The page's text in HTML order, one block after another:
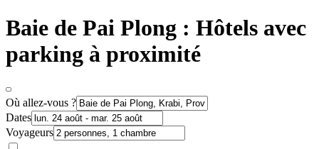
Baie de Pai Plong : Hôtels avec
parking à proximité
Où allez-vous ?
Dates
Voyageurs